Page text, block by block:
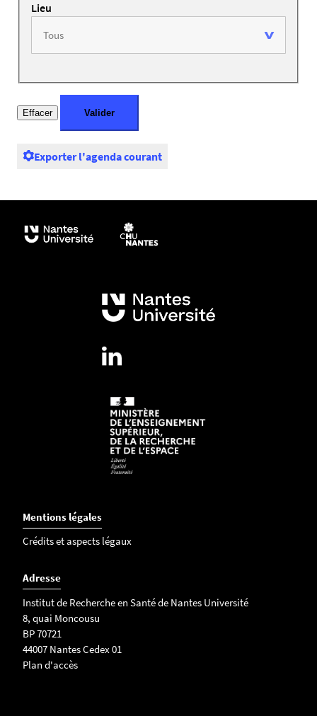
Lieu
Exporter l'agenda courant
Mentions légales
Crédits et aspects légaux
Adresse
Institut de Recherche en Santé de Nantes Université
8, quai Moncousu
BP 70721
44007 Nantes Cedex 01
Plan d'accès